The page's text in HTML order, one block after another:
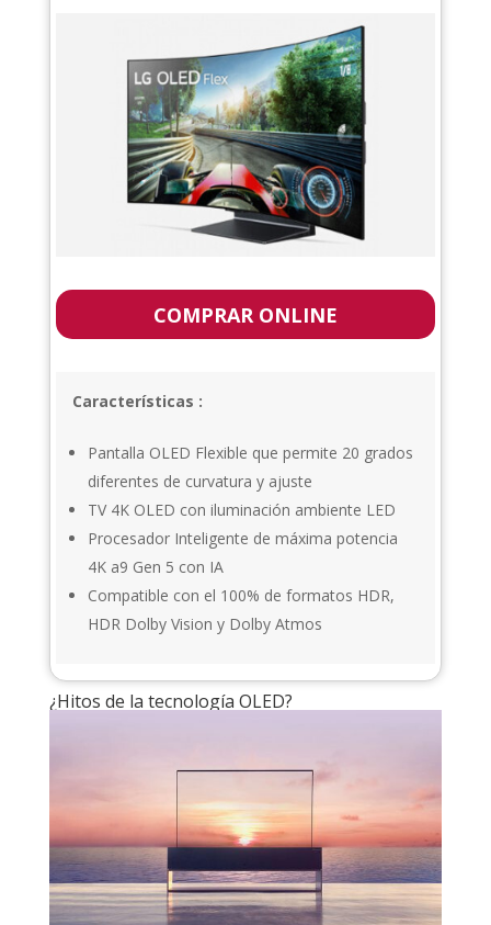
COMPRAR ONLINE
Características :
Pantalla OLED Flexible que permite 20 grados
diferentes de curvatura y ajuste
TV 4K OLED con iluminación ambiente LED
Procesador Inteligente de máxima potencia
4K a9 Gen 5 con IA
Compatible con el 100% de formatos HDR,
HDR Dolby Vision y Dolby Atmos
¿Hitos de la tecnología OLED?